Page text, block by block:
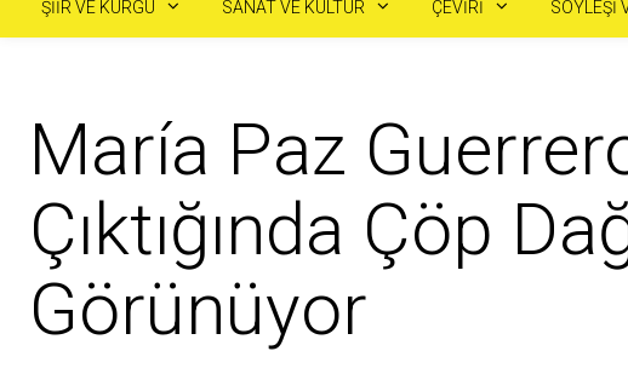
ŞIIR VE KURGU SANAT VE KÜLTÜR ÇEVIRI SÖYLEŞI
María Paz
Çıktığında Çöp
Görünüyor